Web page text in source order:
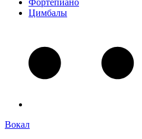
Фортепиано
Цимбалы
Вокал